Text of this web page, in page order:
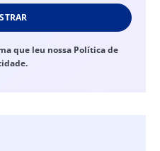
que leu nossa Política de